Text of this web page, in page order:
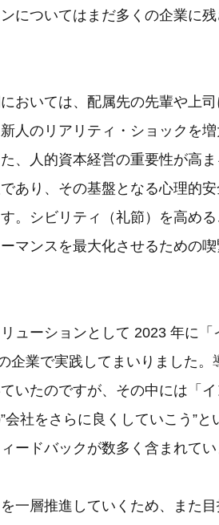
についてはまだ多くの企業に
おいては、配属先の先輩や上
人のリアリティ・ショックを
、人的資本経営の重要性が高ま
あり、その基盤となる心理的
。シビリティ（礼節）を高め
マンスを最大化させるための
ューションとして 2023 年に「
企業で実践してまいりました。
いたのですが、その中には「イ
社をさらに良くしていこう”と
ードバックが数多く含まれてい
一層推進していくため、また